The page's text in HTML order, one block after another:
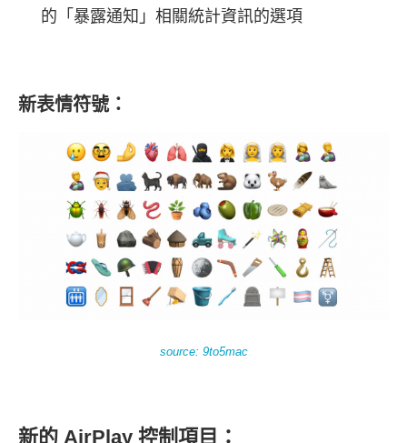
的「暴露通知」相關統計資訊的選項
新表情符號：
source: 9to5mac
新的 AirPlay 控制項目：